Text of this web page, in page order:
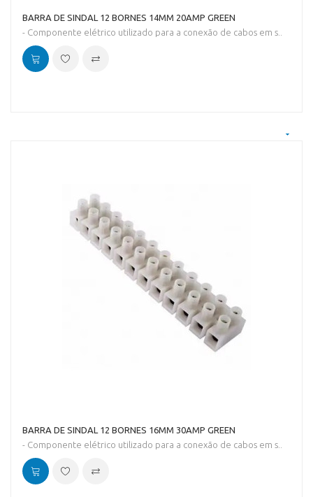
BARRA DE SINDAL 12 BORNES 14MM 20AMP GREEN
- Componente elétrico utilizado para a conexão de cabos em s..
BARRA DE SINDAL 12 BORNES 16MM 30AMP GREEN
- Componente elétrico utilizado para a conexão de cabos em s..